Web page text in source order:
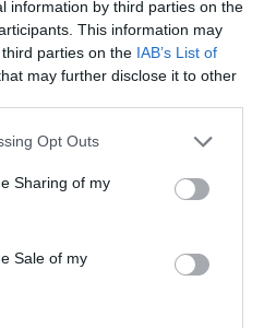
information by third parties on the
This information may
parties on the IAB’s List of
may further disclose it to other
Opt Outs
Sharing of my
Sale of my
en la misma dirección,
del sector bancario en su